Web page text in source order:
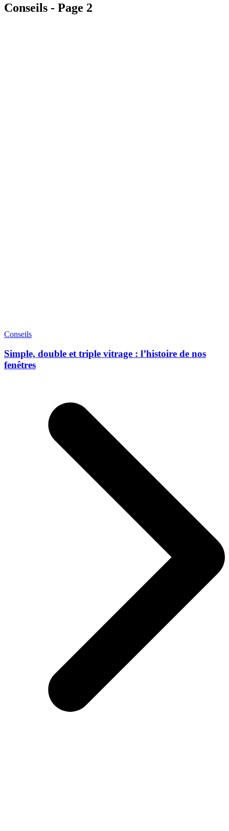
Conseils - Page 2
Conseils
Simple, double et triple vitrage : l’histoire de nos
fenêtres